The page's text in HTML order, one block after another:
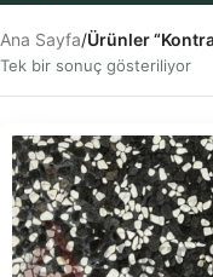
Ana Sayfa/Ürünler
Tek bir sonuç gösteriliyor